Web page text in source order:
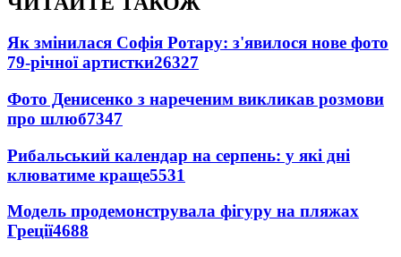
Як змінилася Софія Ротару: з'явилося нове фото
79-річної артистки26327
Фото Денисенко з нареченим викликав розмови
про шлюб7347
Рибальський календар на серпень: у які дні
клюватиме краще5531
Модель продемонструвала фігуру на пляжах
Греції4688